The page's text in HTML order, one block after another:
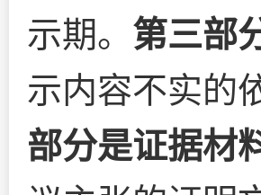
示期。 第三部
示内容不实的
部分是证据材